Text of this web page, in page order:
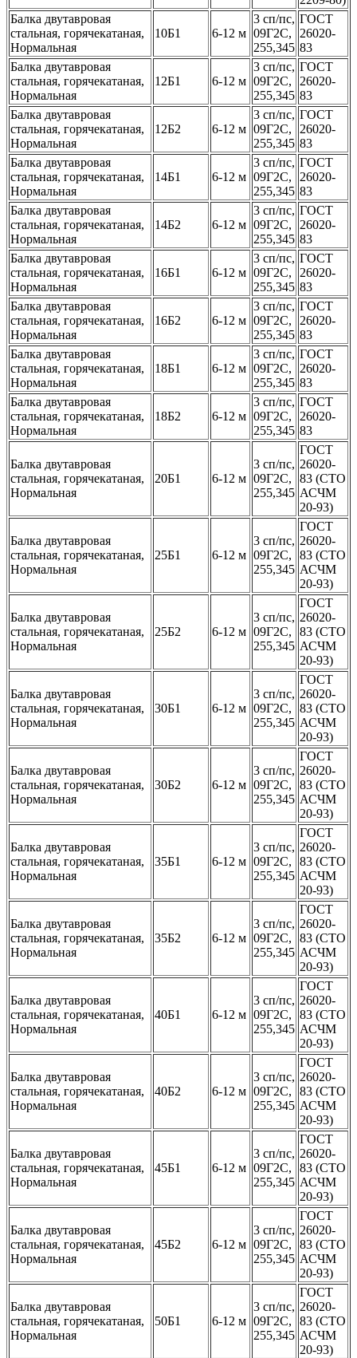
Балка двутавровая
стальная, горячекатаная,
Нормальная
10Б1 6-12 м
3 сп/пс,
09Г2С,
255,345
ГОСТ
26020-
83
Балка двутавровая
стальная, горячекатаная,
Нормальная
12Б1 6-12 м
3 сп/пс,
09Г2С,
255,345
ГОСТ
26020-
83
Балка двутавровая
стальная, горячекатаная,
Нормальная
12Б2 6-12 м
3 сп/пс,
09Г2С,
255,345
ГОСТ
26020-
83
Балка двутавровая
стальная, горячекатаная,
Нормальная
14Б1 6-12 м
3 сп/пс,
09Г2С,
255,345
ГОСТ
26020-
83
Балка двутавровая
стальная, горячекатаная,
Нормальная
14Б2 6-12 м
3 сп/пс,
09Г2С,
255,345
ГОСТ
26020-
83
Балка двутавровая
стальная, горячекатаная,
Нормальная
16Б1 6-12 м
3 сп/пс,
09Г2С,
255,345
ГОСТ
26020-
83
Балка двутавровая
стальная, горячекатаная,
Нормальная
16Б2 6-12 м
3 сп/пс,
09Г2С,
255,345
ГОСТ
26020-
83
Балка двутавровая
стальная, горячекатаная,
Нормальная
18Б1 6-12 м
3 сп/пс,
09Г2С,
255,345
ГОСТ
26020-
83
Балка двутавровая
стальная, горячекатаная,
Нормальная
18Б2 6-12 м
3 сп/пс,
09Г2С,
255,345
ГОСТ
26020-
83
Балка двутавровая
стальная, горячекатаная,
Нормальная
20Б1 6-12 м
3 сп/пс,
09Г2С,
255,345
ГОСТ
26020-
83 (СТО
АСЧМ
20-93)
Балка двутавровая
стальная, горячекатаная,
Нормальная
25Б1 6-12 м
3 сп/пс,
09Г2С,
255,345
ГОСТ
26020-
83 (СТО
АСЧМ
20-93)
Балка двутавровая
стальная, горячекатаная,
Нормальная
25Б2 6-12 м
3 сп/пс,
09Г2С,
255,345
ГОСТ
26020-
83 (СТО
АСЧМ
20-93)
Балка двутавровая
стальная, горячекатаная,
Нормальная
30Б1 6-12 м
3 сп/пс,
09Г2С,
255,345
ГОСТ
26020-
83 (СТО
АСЧМ
20-93)
Балка двутавровая
стальная, горячекатаная,
Нормальная
30Б2 6-12 м
3 сп/пс,
09Г2С,
255,345
ГОСТ
26020-
83 (СТО
АСЧМ
20-93)
Балка двутавровая
стальная, горячекатаная,
Нормальная
35Б1 6-12 м
3 сп/пс,
09Г2С,
255,345
ГОСТ
26020-
83 (СТО
АСЧМ
20-93)
Балка двутавровая
стальная, горячекатаная,
Нормальная
35Б2 6-12 м
3 сп/пс,
09Г2С,
255,345
ГОСТ
26020-
83 (СТО
АСЧМ
20-93)
Балка двутавровая
стальная, горячекатаная,
Нормальная
40Б1 6-12 м
3 сп/пс,
09Г2С,
255,345
ГОСТ
26020-
83 (СТО
АСЧМ
20-93)
Балка двутавровая
стальная, горячекатаная,
Нормальная
40Б2 6-12 м
3 сп/пс,
09Г2С,
255,345
ГОСТ
26020-
83 (СТО
АСЧМ
20-93)
Балка двутавровая
стальная, горячекатаная,
Нормальная
45Б1 6-12 м
3 сп/пс,
09Г2С,
255,345
ГОСТ
26020-
83 (СТО
АСЧМ
20-93)
Балка двутавровая
стальная, горячекатаная,
Нормальная
45Б2 6-12 м
3 сп/пс,
09Г2С,
255,345
ГОСТ
26020-
83 (СТО
АСЧМ
20-93)
Балка двутавровая
стальная, горячекатаная,
Нормальная
50Б1 6-12 м
3 сп/пс,
09Г2С,
255,345
ГОСТ
26020-
83 (СТО
АСЧМ
20-93)